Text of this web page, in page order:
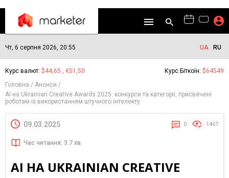
Чт, 6 серпня 2026, 20:55 UA RU
Курс валют: $44,65 , €51,50 Курс Біткоїн: $64549
Головна
Анонси
АІ на Ukrainian Creative Awards 2025: конкурси та категорії, присвячені
роботам із використанням штучного інтелекту
09.03.2025 0 1467
Час читання: 3.7 хв.
АІ НА UKRAINIAN CREATIVE